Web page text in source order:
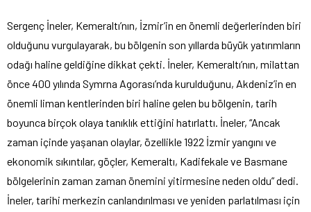
Sergenç İneler, Kemeraltı’nın, İzmir’in en önemli değerlerinden biri
olduğunu vurgulayarak, bu bölgenin son yıllarda büyük yatırımların
odağı haline geldiğine dikkat çekti. İneler, Kemeraltı’nın, milattan
önce 400 yılında Symrna Agorası’nda kurulduğunu, Akdeniz’in en
önemli liman kentlerinden biri haline gelen bu bölgenin, tarih
boyunca birçok olaya tanıklık ettiğini hatırlattı. İneler, “Ancak
zaman içinde yaşanan olaylar, özellikle 1922 İzmir yangını ve
ekonomik sıkıntılar, göçler, Kemeraltı, Kadifekale ve Basmane
bölgelerinin zaman zaman önemini yitirmesine neden oldu” dedi.
İneler, tarihi merkezin canlandırılması ve yeniden parlatılması için